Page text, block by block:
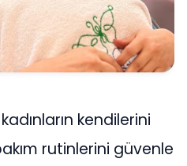
kendilerini
rutinlerini güvenle